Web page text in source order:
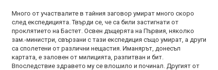
Много от участвалите в тайния заговор умират много скоро
след експедицията. Твърди се, че са били застигнати от
проклятието на Бастет. Освен дъщерята на Първия, няколко
зам.-министри, свързани с тази експедиция също умират, а други
са сполетени от различни нещастия. Иманярът, донесъл
картата, е заловен от милицията, разпитван и бит.
Впоследствие здравето му се влошило и починал. Другият от